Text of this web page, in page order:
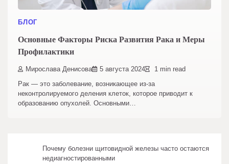
БЛОГ
Основные Факторы Риска Развития Рака и Меры
Профилактики
Мирослава Денисова 5 августа 2024 1 min read
Рак — это заболевание, возникающее из-за
неконтролируемого деления клеток, которое приводит к
образованию опухолей. Основными…
Почему болезни щитовидной железы часто остаются
недиагностированными